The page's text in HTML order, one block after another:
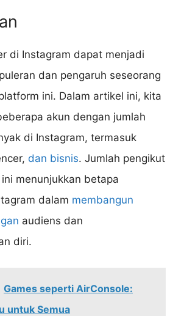
di Instagram dapat menjadi
dan pengaruh seseorang
ini. Dalam artikel ini, kita
akun dengan jumlah
di Instagram, termasuk
dan bisnis. Jumlah pengikut
menunjukkan betapa
dalam membangun
audiens dan
diri.
Games seperti AirConsole:
untuk Semua